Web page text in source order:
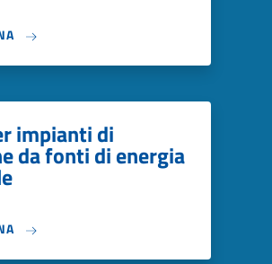
impianti di
da fonti di energia